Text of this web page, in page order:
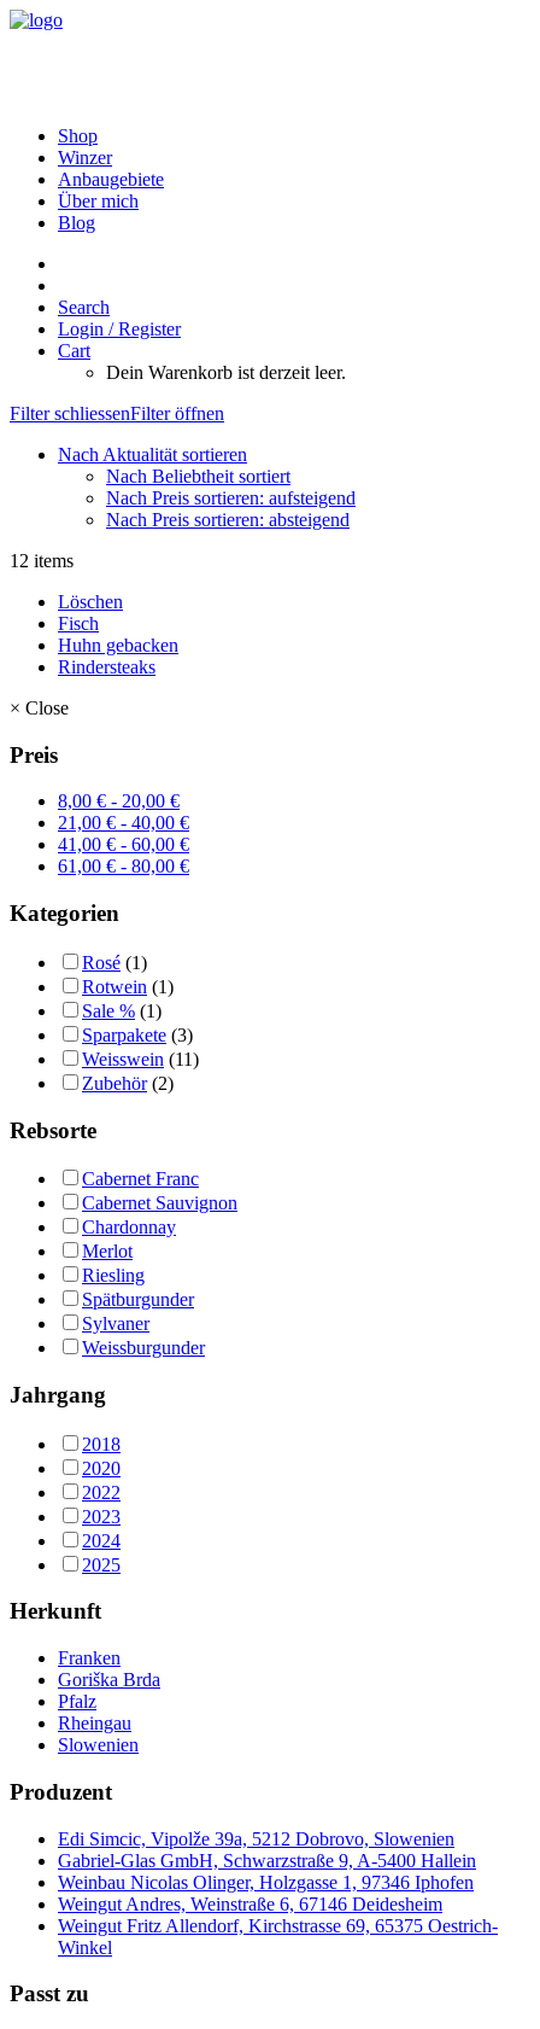
Shop
Winzer
Anbaugebiete
Über mich
Blog
Search
Login / Register
Cart
Dein Warenkorb ist derzeit leer.
Filter schliessenFilter öffnen
Nach Aktualität sortieren
Nach Beliebtheit sortiert
Nach Preis sortieren: aufsteigend
Nach Preis sortieren: absteigend
12 items
Löschen
Fisch
Huhn gebacken
Rindersteaks
× Close
Preis
8,00 € - 20,00 €
21,00 € - 40,00 €
41,00 € - 60,00 €
61,00 € - 80,00 €
Kategorien
Rosé (1)
Rotwein (1)
Sale % (1)
Sparpakete (3)
Weisswein (11)
Zubehör (2)
Rebsorte
Cabernet Franc
Cabernet Sauvignon
Chardonnay
Merlot
Riesling
Spätburgunder
Sylvaner
Weissburgunder
Jahrgang
2018
2020
2022
2023
2024
2025
Herkunft
Franken
Goriška Brda
Pfalz
Rheingau
Slowenien
Produzent
Edi Simcic, Vipolže 39a, 5212 Dobrovo, Slowenien
Gabriel-Glas GmbH, Schwarzstraße 9, A-5400 Hallein
Weinbau Nicolas Olinger, Holzgasse 1, 97346 Iphofen
Weingut Andres, Weinstraße 6, 67146 Deidesheim
Weingut Fritz Allendorf, Kirchstrasse 69, 65375 Oestrich-
Winkel
Passt zu